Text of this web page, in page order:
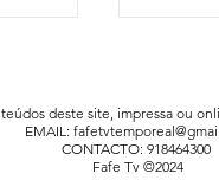
deste site, impressa ou
EMAIL:
CONTACTO: 918464300
Fafe Tv ©2024